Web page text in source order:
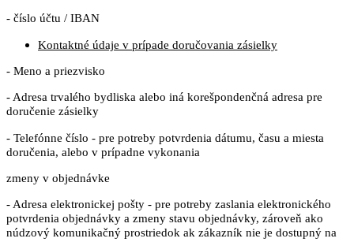
- číslo účtu / IBAN
Kontaktné údaje v prípade doručovania zásielky
- Meno a priezvisko
- Adresa trvalého bydliska alebo iná korešpondenčná adresa pre
doručenie zásielky
- Telefónne číslo - pre potreby potvrdenia dátumu, času a miesta
doručenia, alebo v prípadne vykonania
zmeny v objednávke
- Adresa elektronickej pošty - pre potreby zaslania elektronického
potvrdenia objednávky a zmeny stavu objednávky, zároveň ako
núdzový komunikačný prostriedok ak zákazník nie je dostupný na